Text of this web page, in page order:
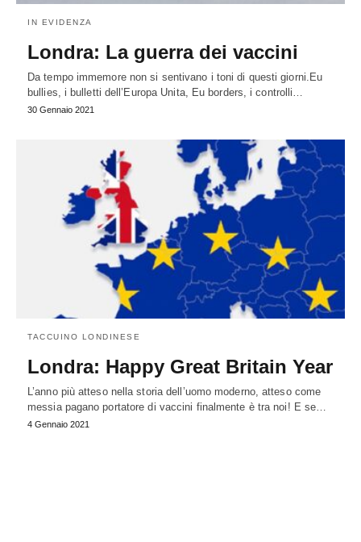
IN EVIDENZA
Londra: La guerra dei vaccini
Da tempo immemore non si sentivano i toni di questi giorni.Eu
bullies, i bulletti dell’Europa Unita, Eu borders, i controlli…
30 Gennaio 2021
TACCUINO LONDINESE
Londra: Happy Great Britain Year
L’anno più atteso nella storia dell’uomo moderno, atteso come
messia pagano portatore di vaccini finalmente è tra noi! E se…
4 Gennaio 2021